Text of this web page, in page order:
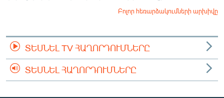
Բոլոր հեռարձակումների արխիվը
ՏԵՍՆԵԼ TV ՀԱՂՈՐԴՈՒՄՆԵՐԸ
ՏԵՍՆԵԼ ՀԱՂՈՐԴՈՒՄՆԵՐԸ